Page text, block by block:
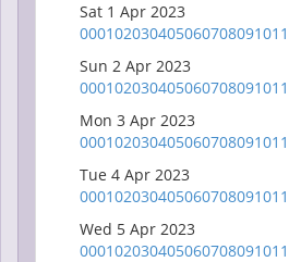
Sat 1 Apr 2023
000102030405060708091011
Sun 2 Apr 2023
000102030405060708091011
Mon 3 Apr 2023
000102030405060708091011
Tue 4 Apr 2023
000102030405060708091011
Wed 5 Apr 2023
000102030405060708091011